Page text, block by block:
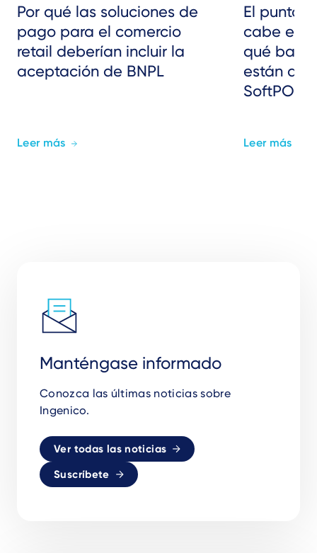
Por qué las soluciones de
pago para el comercio
retail deberían incluir la
aceptación de BNPL
Leer más
El punto
cabe en
qué
están
SoftPOS
Leer más
Manténgase informado
Conozca las últimas noticias sobre
Ingenico.
Ver todas las noticias
Suscríbete